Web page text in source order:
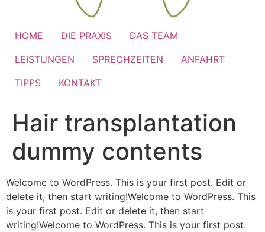
HOME DIE PRAXIS
DAS TEAM
LEISTUNGEN
SPRECHZEITEN
ANFAHRT
TIPPS
KONTAKT
Hair transplantation
dummy contents
Welcome to WordPress. This is your first post. Edit or
delete it, then start writing!Welcome to WordPress. This
is your first post. Edit or delete it, then start
writing!Welcome to WordPress. This is your first post.